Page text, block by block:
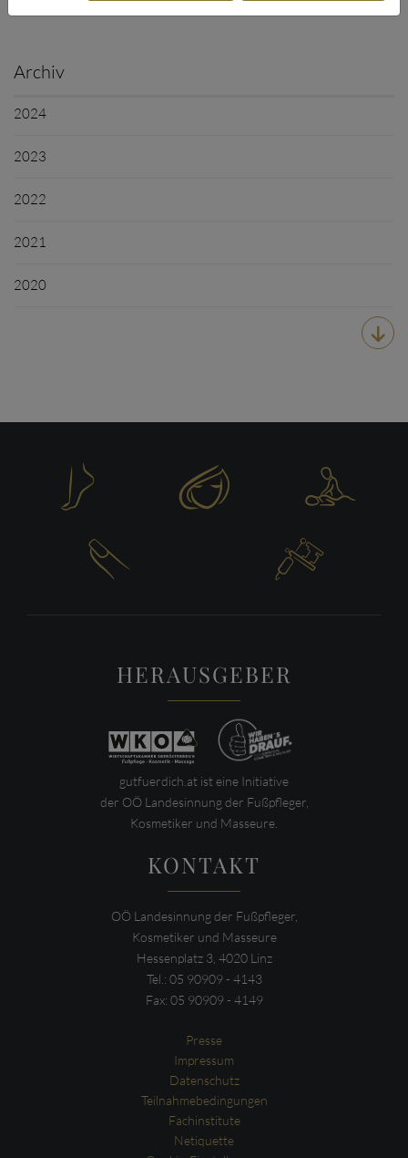
Archiv
2024
2023
2022
2021
2020

 



HERAUSGEBER
gutfuerdich.at ist eine Initiative
der OÖ Landesinnung der Fußpfleger,
Kosmetiker und Masseure.
KONTAKT
OÖ Landesinnung der Fußpfleger,
Kosmetiker und Masseure
Hessenplatz 3, 4020 Linz
Tel.: 05 90909 - 4143
Fax: 05 90909 - 4149
Presse
Impressum
Datenschutz
Teilnahmebedingungen
Fachinstitute
Netiquette